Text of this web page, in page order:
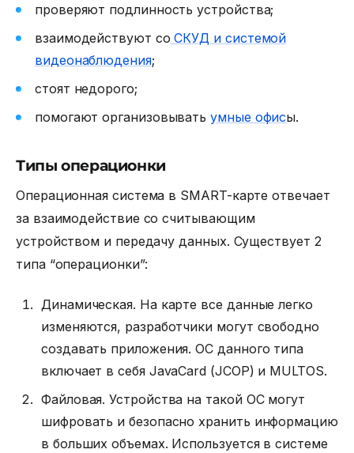
проверяют подлинность устройства;
взаимодействуют со СКУД и системой
видеонаблюдения;
стоят недорого;
помогают организовыватьумные офисы.
Типы операционки
Операционная система в SMART-карте отвечает
за взаимодействие со считывающим
устройством и передачу данных. Существует 2
типа “операционки”:
Динамическая. На карте все данные легко
изменяются, разработчики могут свободно
создавать приложения. ОС данного типа
включает в себя JavaCard (JCOP) и MULTOS.
Файловая. Устройства на такой ОС могут
шифровать и безопасно хранить информацию
в больших объемах. Используется в системе